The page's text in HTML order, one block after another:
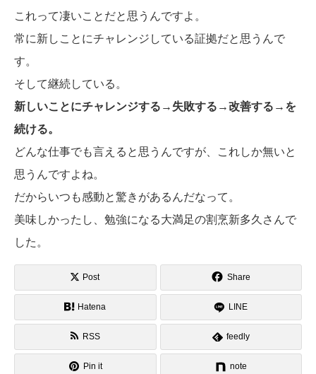
これって凄いことだと思うんですよ。
常に新しことにチャレンジしている証拠だと思うんで
す。
そして継続している。
新しいことにチャレンジする→失敗する→改善する→を
続ける。
どんな仕事でも言えると思うんですが、これしか無いと
思うんですよね。
だからいつも感動と驚きがあるんだなって。
美味しかったし、勉強になる大満足の割烹新多久さんで
した。
Post Share
Hatena LINE
RSS feedly
Pin it note